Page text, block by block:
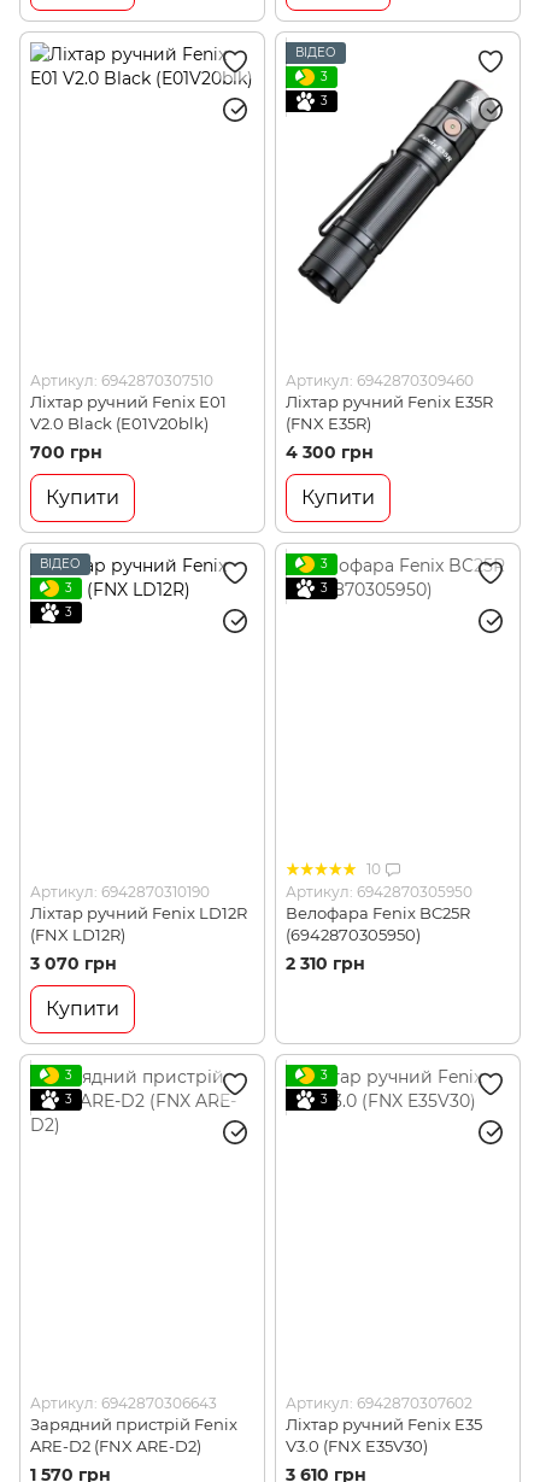
Артикул: 6942870307510
Ліхтар ручний Fenix E01
V2.0 Black (E01V20blk)
700 грн
Купити
ВІДЕО
3
3
Артикул: 6942870309460
Ліхтар ручний Fenix E35R
(FNX E35R)
4 300 грн
Купити
ВІДЕО
3
3
Артикул: 6942870310190
Ліхтар ручний Fenix LD12R
(FNX LD12R)
3 070 грн
Купити
3
3
10
Артикул: 6942870305950
Велофара Fenix BC25R
(6942870305950)
2 310 грн
3
3
Артикул: 6942870306643
Зарядний пристрій Fenix
ARE-D2 (FNX ARE-D2)
1 570 грн
3
3
Артикул: 6942870307602
Ліхтар ручний Fenix E35
V3.0 (FNX E35V30)
3 610 грн